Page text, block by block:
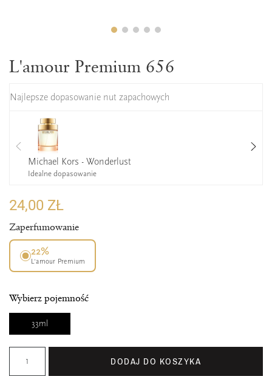
L'amour Premium 656
Najlepsze dopasowanie nut zapachowych
Michael Kors - Wonderlust
Idealne dopasowanie
24,00 ZŁ
Zaperfumowanie
22%
L’amour Premium
Wybierz pojemność
33ml
DODAJ DO KOSZYKA